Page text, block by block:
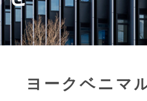
ヨークベニマ